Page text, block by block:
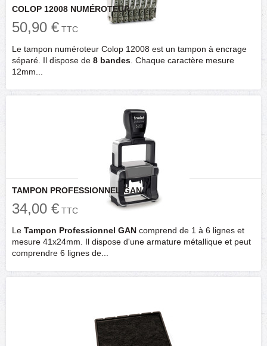
COLOP 12008 NUMÉROTEUR
50,90 € TTC
Le tampon numéroteur Colop 12008 est un tampon à encrage
séparé. Il dispose de 8 bandes . Chaque caractère mesure
12mm...
TAMPON PROFESSIONNEL GAN
34,00 € TTC
Le Tampon Professionnel GAN comprend de 1 à 6 lignes et
mesure 41x24mm. Il dispose d'une armature métallique et peut
comprendre 6 lignes de...